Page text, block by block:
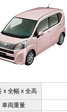
x 全幅 x 全高
車両重量